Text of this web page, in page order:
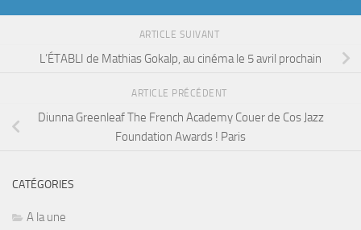
ARTICLE SUIVANT
L’ÉTABLI de Mathias Gokalp, au cinéma le 5 avril prochain
ARTICLE PRÉCÉDENT
Diunna Greenleaf The French Academy Couer de Cos Jazz
Foundation Awards ! Paris
CATÉGORIES
A la une